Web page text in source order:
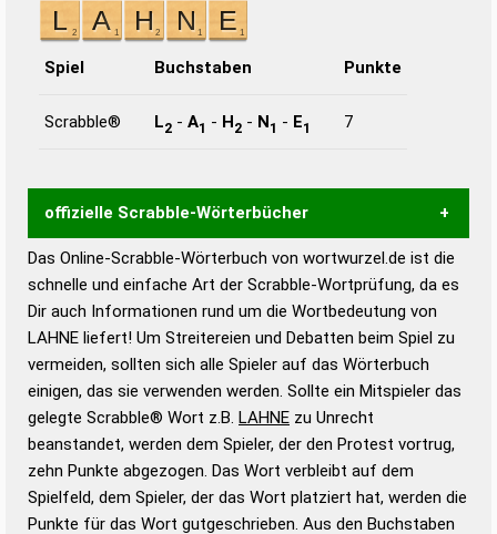
Spiel Buchstaben Punkte
Scrabble® L2 - A1 - H2 - N1 - E1 7
offizielle Scrabble-Wörterbücher
Wortwurzel liefert mit Hilfe eines semantischen
Wortanalyse-Algorithmus gute Anhaltspunkte zu
Wortbedeutung, Worttrennung und Wortform, um die
Gültigkeit eines Wortes für das Scrabble-Spiel zu
bestimmen!
zugelassene Turnier Scrabble-
Wörterbücher sind:
Duden – Standardwerk in 12 Bänden
Duden – Richtiges und gutes
Deutsch
Das Online-Scrabble-Wörterbuch von wortwurzel.de ist die
schnelle und einfache Art der Scrabble-Wortprüfung, da es
Dir auch Informationen rund um die Wortbedeutung von
LAHNE liefert! Um Streitereien und Debatten beim Spiel zu
vermeiden, sollten sich alle Spieler auf das Wörterbuch
einigen, das sie verwenden werden. Sollte ein Mitspieler das
gelegte Scrabble® Wort z.B. LAHNE zu Unrecht
beanstandet, werden dem Spieler, der den Protest vortrug,
zehn Punkte abgezogen. Das Wort verbleibt auf dem
Spielfeld, dem Spieler, der das Wort platziert hat, werden die
Punkte für das Wort gutgeschrieben. Aus den Buchstaben